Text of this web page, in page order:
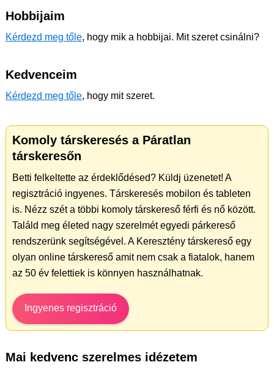
Hobbijaim
Kérdezd meg tőle, hogy mik a hobbijai. Mit szeret csinálni?
Kedvenceim
Kérdezd meg tőle, hogy mit szeret.
Komoly társkeresés a Páratlan
társkeresőn
Betti felkeltette az érdeklődésed? Küldj üzenetet! A
regisztráció ingyenes. Társkeresés mobilon és tableten
is. Nézz szét a többi komoly társkereső férfi és nő között.
Találd meg életed nagy szerelmét egyedi párkereső
rendszerünk segítségével. A Keresztény társkereső egy
olyan online társkereső amit nem csak a fiatalok, hanem
az 50 év felettiek is könnyen használhatnak.
Ingyenes regisztráció
Mai kedvenc szerelmes idézetem